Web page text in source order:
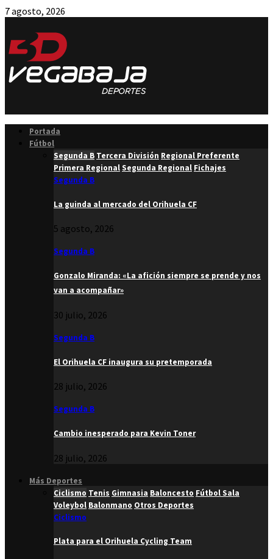
7 agosto, 2026
Portada
Fútbol
Segunda B Tercera División Regional Preferente
Primera RegionalSegunda Regional Fichajes
Segunda B
La guinda al mercado del Orihuela CF
5 agosto, 2026
Segunda B
Gonzalo Miranda: «La afición siempre se prende y nos
van a acompañar»
30 julio, 2026
Segunda B
El Orihuela CF inaugura su pretemporada
28 julio, 2026
Segunda B
Cambio inesperado para Kevin Toner
28 julio, 2026
Más Deportes
Ciclismo Tenis Gimnasia Baloncesto Fútbol Sala
Voleybol Balonmano Otros Deportes
Ciclismo
Plata para el Orihuela Cycling Team